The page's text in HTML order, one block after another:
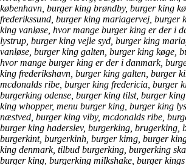
københavn, burger king brøndby, burger king
frederikssund, burger king mariagervej, burger
king vanløse, hvor mange burger king er der i
lystrup, burger king vejle syd, burger king
vanløse, burger king galten, burger king køge,
hvor mange burger king er der i danmark,
king frederikshavn, burger king galten, burger
mcdonalds ribe, burger king fredericia, burger
burgerking odense, burger king tilst, burger
king whopper, menu burger king, burger king
næstved, burger king viby, mcdonalds ribe,
burger king haderslev, burgerking, brugerking,
burgerkint, burgerkinh, burger kimg, burger
king denmark, tilbud burgerking, burgerking
burger king, burgerking milkshake, burger